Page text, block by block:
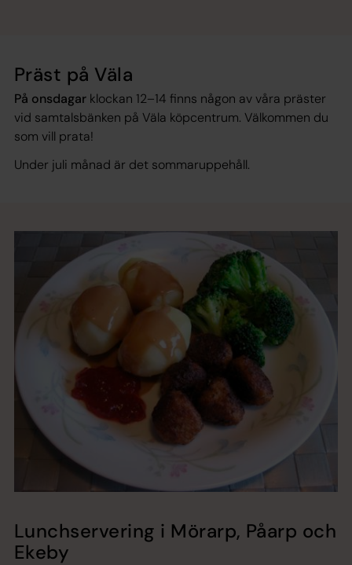
Präst på Väla
På onsdagar klockan 12–14 finns någon av våra präster
vid samtalsbänken på Väla köpcentrum. Välkommen du
som vill prata!
Under juli månad är det sommaruppehåll.
Lunchservering i Mörarp, Påarp och
Ekeby